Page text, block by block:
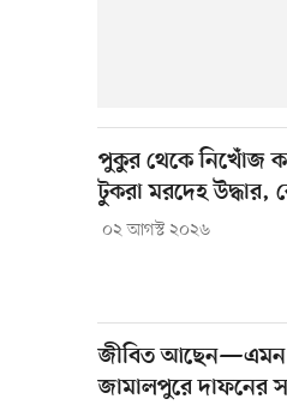
পুকুর থেকে নিখোঁজ
টুকরা মরদেহ উদ্ধার,
০২ আগস্ট ২০২৬
জীবিত আছেন—এমন
জামালপুরে দাফনের